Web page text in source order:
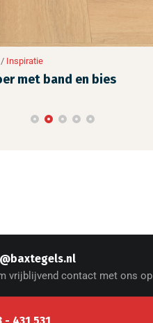
/ Inspiratie
met band en bies
vrijblijvend contact met ons op
- 431 531